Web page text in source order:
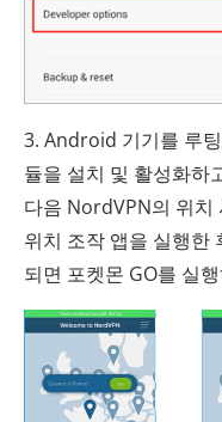
3. Android 기기를 루
듈을 설치 및 활성화하
다음 NordVPN의 위
위치 조작 앱을 실행한
되면 포켓몬 GO를 실